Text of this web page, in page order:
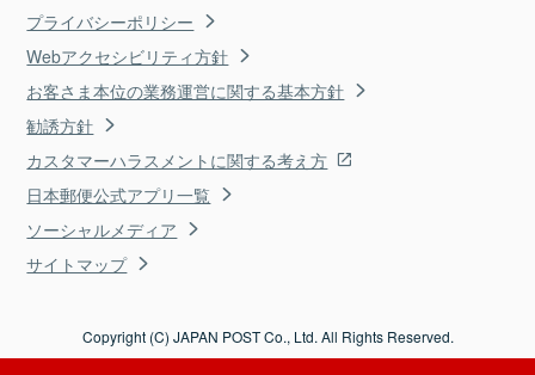
プライバシーポリシー
Webアクセシビリティ方針
お客さま本位の業務運営に関する基本方針
勧誘方針
カスタマーハラスメントに関する考え方
日本郵便公式アプリ一覧
ソーシャルメディア
サイトマップ
Copyright (C) JAPAN POST Co., Ltd. All Rights Reserved.